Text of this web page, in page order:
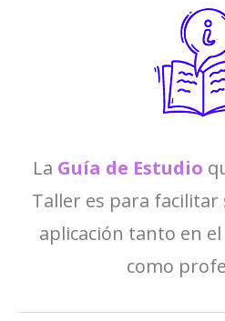
La Guía de Estudio
Taller es para
aplicación tanto en
como